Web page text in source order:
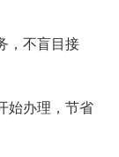
，不盲目接
始办理，节省